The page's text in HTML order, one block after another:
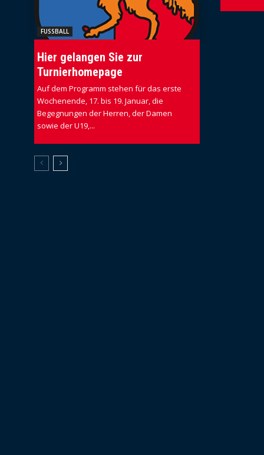
FUSSBALL
Hier gelangen Sie zur
Turnierhomepage
Auf dem Programm stehen für das erste
Wochenende, 17. bis 19. Januar, die
Begegnungen der Herren, der Damen
sowie der U19,...